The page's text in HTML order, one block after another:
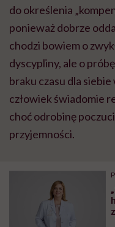
do określenia
ponieważ dobrze
chodzi bowiem o
dyscypliny, ale o
braku czasu dla
człowiek świadomie
choć odrobinę
przyjemności.